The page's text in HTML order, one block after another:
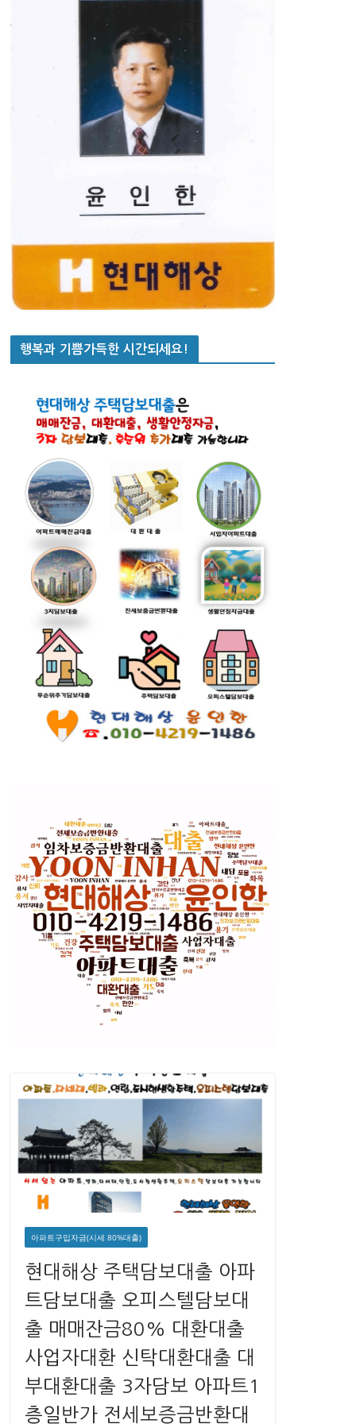
행복과 기쁨가득한 시간되세요!
아파트구입자금(시세 80%대출)
현대해상 주택담보대출 아파
트담보대출 오피스텔담보대
출 매매잔금80% 대환대출
사업자대환 신탁대환대출 대
부대환대출 3자담보 아파트1
층일반가 전세보증금반환대